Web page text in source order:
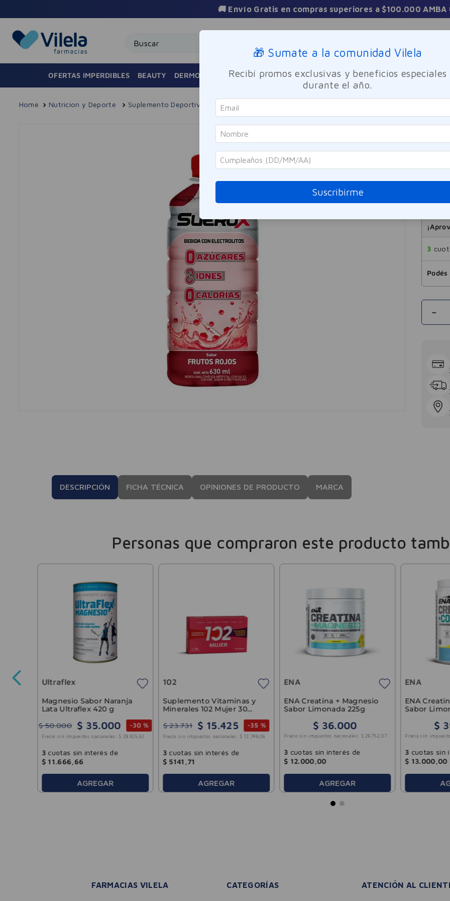
🚚 Envío Gratis en compras superiores a $100.000 AMBA 🚚
OFERTAS IMPERDIBLES BEAUTY DERMOCOSMÉTICA FRAGANCIAS CUIDADO PERSONAL BIENESTAR Y
Nutricion y Deporte Suplemento Deportivo Suerox Frutos Rojos 630ml
Suerox
Precio sin
3
－
DESCRIPCIÓN FICHA TÉCNICA OPINIONES DE PRODUCTO MARCA
Personas que compraron este producto
Ultraflex
Magnesio Sabor Naranja
Lata Ultraflex 420 g
$ 50.000 $ 35.000 -30 %
Precio sin impuestos nacionales: $ 28 .925 ,62
3 cuotas sin interés de
$ 11.666 66
AGREGAR
102
Suplemento Vitaminas y
Minerales 102 Mujer 30
$ 23.731 $ 15.425 -35 %
Precio sin impuestos nacionales: $ 12 748 ,06
3 cuotas sin interés de
$ 5141 71
AGREGAR
ENA
ENA Creatina + Magnesio
Sabor Limonada 225g
$ 36.000
Precio sin impuestos nacionales: $ 29 .752 ,07
3 cuotas sin interés de
$ 12.000,00
AGREGAR
ENA
ENA Creatina + Colágeno
Sabor
$
Precio sin
3 cuotas sin
$ 13.000,00
FARMACIAS VILELA CATEGORÍAS ATENCIÓN AL
🎁 Sumate a la comunidad Vilela
Recibí promos exclusivas y beneficios especiales
durante el año.
Suscribirme